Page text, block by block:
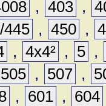
, 403 ,
445 , 450 ,
, 4x4² , 5 ,
505 , 507 ,
, 601 , 604